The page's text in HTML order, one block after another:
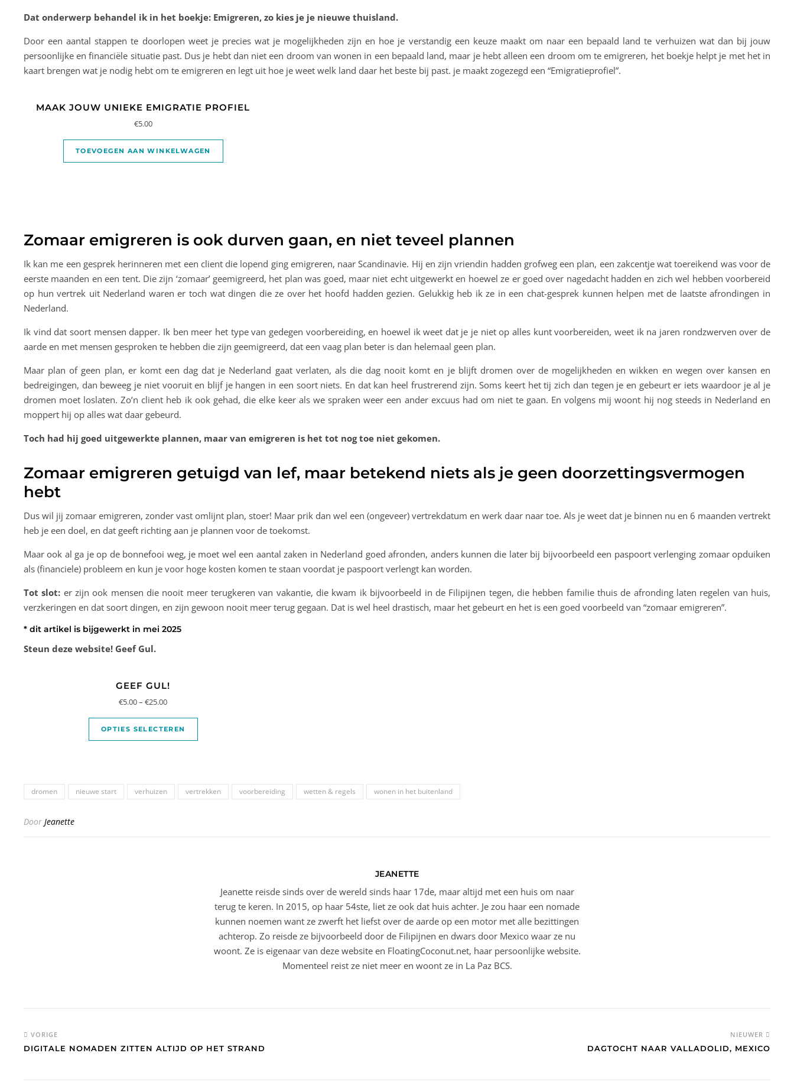
Dat onderwerp behandel ik in het boekje: Emigreren, zo kies je je nieuwe thuisland.
Door een aantal stappen te doorlopen weet je precies wat je mogelijkheden zijn en hoe je verstandig een keuze maakt om naar een bepaald land te verhuizen wat dan bij jouw
persoonlijke en financiële situatie past. Dus je hebt dan niet een droom van wonen in een bepaald land, maar je hebt alleen een droom om te emigreren, het boekje helpt je met het in
kaart brengen wat je nodig hebt om te emigreren en legt uit hoe je weet welk land daar het beste bij past. je maakt zogezegd een “Emigratieprofiel”.
MAAK JOUW UNIEKE EMIGRATIE PROFIEL
€5.00
TOEVOEGEN AAN WINKELWAGEN
Zomaar emigreren is ook durven gaan, en niet teveel plannen
Ik kan me een gesprek herinneren met een client die lopend ging emigreren, naar Scandinavie. Hij en zijn vriendin hadden grofweg een plan, een zakcentje wat toereikend was voor de
eerste maanden en een tent. Die zijn ‘zomaar’ geemigreerd, het plan was goed, maar niet echt uitgewerkt en hoewel ze er goed over nagedacht hadden en zich wel hebben voorbereid
op hun vertrek uit Nederland waren er toch wat dingen die ze over het hoofd hadden gezien. Gelukkig heb ik ze in een chat-gesprek kunnen helpen met de laatste afrondingen in
Nederland.
Ik vind dat soort mensen dapper. Ik ben meer het type van gedegen voorbereiding, en hoewel ik weet dat je je niet op alles kunt voorbereiden, weet ik na jaren rondzwerven over de
aarde en met mensen gesproken te hebben die zijn geemigreerd, dat een vaag plan beter is dan helemaal geen plan.
Maar plan of geen plan, er komt een dag dat je Nederland gaat verlaten, als die dag nooit komt en je blijft dromen over de mogelijkheden en wikken en wegen over kansen en
bedreigingen, dan beweeg je niet vooruit en blijf je hangen in een soort niets. En dat kan heel frustrerend zijn. Soms keert het tij zich dan tegen je en gebeurt er iets waardoor je al je
dromen moet loslaten. Zo’n client heb ik ook gehad, die elke keer als we spraken weer een ander excuus had om niet te gaan. En volgens mij woont hij nog steeds in Nederland en
moppert hij op alles wat daar gebeurd.
Toch had hij goed uitgewerkte plannen, maar van emigreren is het tot nog toe niet gekomen.
Zomaar emigreren getuigd van lef, maar betekend niets als je geen doorzettingsvermogen
hebt
Dus wil jij zomaar emigreren, zonder vast omlijnt plan, stoer! Maar prik dan wel een (ongeveer) vertrekdatum en werk daar naar toe. Als je weet dat je binnen nu en 6 maanden vertrekt
heb je een doel, en dat geeft richting aan je plannen voor de toekomst.
Maar ook al ga je op de bonnefooi weg, je moet wel een aantal zaken in Nederland goed afronden, anders kunnen die later bij bijvoorbeeld een paspoort verlenging zomaar opduiken
als (financiele) probleem en kun je voor hoge kosten komen te staan voordat je paspoort verlengt kan worden.
Tot slot: er zijn ook mensen die nooit meer terugkeren van vakantie, die kwam ik bijvoorbeeld in de Filipijnen tegen, die hebben familie thuis de afronding laten regelen van huis,
verzkeringen en dat soort dingen, en zijn gewoon nooit meer terug gegaan. Dat is wel heel drastisch, maar het gebeurt en het is een goed voorbeeld van “zomaar emigreren”.
* dit artikel is bijgewerkt in mei 2025
Steun deze website! Geef Gul.
GEEF GUL!
€5.00–€25.00
OPTIES SELECTEREN
dromen nieuwe start verhuizen vertrekken voorbereiding wetten & regels wonen in het buitenland
Door Jeanette
JEANETTE
Jeanette reisde sinds over de wereld sinds haar 17de, maar altijd met een huis om naar
terug te keren. In 2015, op haar 54ste, liet ze ook dat huis achter. Je zou haar een nomade
kunnen noemen want ze zwerft het liefst over de aarde op een motor met alle bezittingen
achterop. Zo reisde ze bijvoorbeeld door de Filipijnen en dwars door Mexico waar ze nu
woont. Ze is eigenaar van deze website en FloatingCoconut.net, haar persoonlijke website.
Momenteel reist ze niet meer en woont ze in La Paz BCS.
VORIGE
DIGITALE NOMADEN ZITTEN ALTIJD OP HET STRAND
NIEUWER
DAGTOCHT NAAR VALLADOLID, MEXICO